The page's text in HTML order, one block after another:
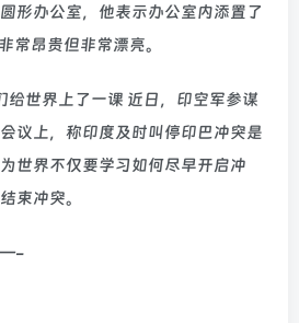
形办公室，他表示办公室内添置了
常昂贵但非常漂亮。
给世界上了一课 近日，印空军参谋
议上，称印度及时叫停印巴冲突是
世界不仅要学习如何尽早开启冲
束冲突。
—-